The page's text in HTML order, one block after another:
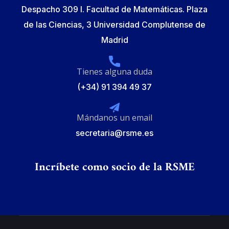
Despacho 309 I. Facultad de Matemáticas. Plaza
de las Ciencias, 3 Universidad Complutense de
Madrid
Tienes alguna duda
(+34) 91 394 49 37
Mándanos un email
secretaria@rsme.es
Incríbete como socio de la RSME